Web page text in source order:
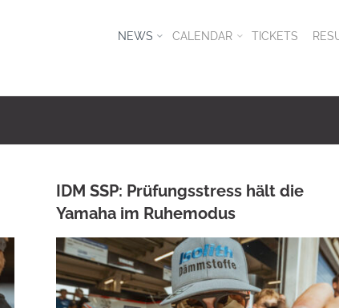
NEWS CALENDAR TICKETS
IDM SSP: Prüfungsstress hält die
Yamaha im Ruhemodus
WIECZOREK